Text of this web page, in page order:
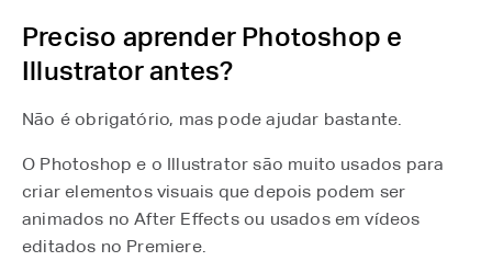
Preciso aprender Photoshop e
Illustrator antes?
Não é obrigatório, mas pode ajudar bastante.
O Photoshop e o Illustrator são muito usados para
criar elementos visuais que depois podem ser
animados no After Effects ou usados em vídeos
editados no Premiere.